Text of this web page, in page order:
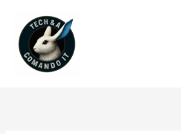
contenido